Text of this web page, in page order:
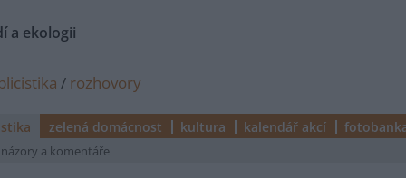
a ekologii
/ rozhovory
zelená domácnost kultura kalendář akcí
názory a komentáře